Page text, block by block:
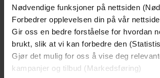
Nødvendige funksjoner på nettsiden
Forbedrer opplevelsen din på vår
Gir oss en bedre forståelse for hvordan
brukt, slik at vi kan forbedre den
Gjør det mulig for oss å vise deg
kampanjer og tilbud (Markedsføring)
ISBN 9780748113873
Om boken